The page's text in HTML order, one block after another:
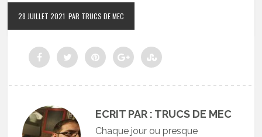
28 JUILLET 2021 PAR TRUCS DE MEC
ECRIT PAR : TRUCS DE MEC
Chaque jour ou presque